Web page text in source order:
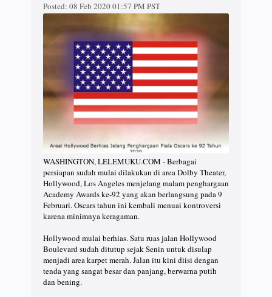
Posted: 08 Feb 2020 01:57 PM PST
WASHINGTON, LELEMUKU.COM - Berbagai
persiapan sudah mulai dilakukan di area Dolby Theater,
Hollywood, Los Angeles menjelang malam penghargaan
Academy Awards ke-92 yang akan berlangsung pada 9
Februari. Oscars tahun ini kembali menuai kontroversi
karena minimnya keragaman.
Hollywood mulai berhias. Satu ruas jalan Hollywood
Boulevard sudah ditutup sejak Senin untuk disulap
menjadi area karpet merah. Jalan itu kini diisi dengan
tenda yang sangat besar dan panjang, berwarna putih
dan bening.